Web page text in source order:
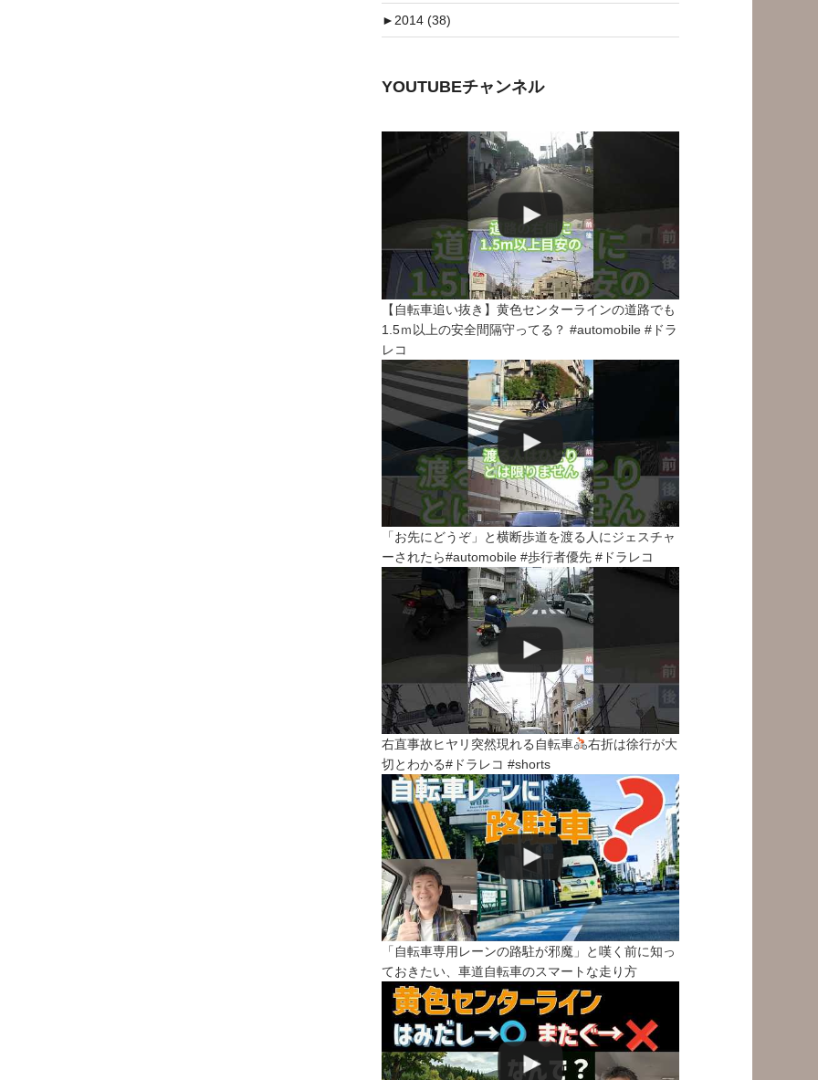
►2014 (38)
YOUTUBEチャンネル
【自転車追い抜き】黄色センターラインの道路でも
1.5ｍ以上の安全間隔守ってる？ #automobile #ドラ
レコ
「お先にどうぞ」と横断歩道を渡る人にジェスチャ
ーされたら#automobile #歩行者優先 #ドラレコ
右直事故ヒヤリ突然現れる自転車
右折は徐行が大
切とわかる#ドラレコ #shorts
「自転車専用レーンの路駐が邪魔」と嘆く前に知っ
ておきたい、車道自転車のスマートな走り方